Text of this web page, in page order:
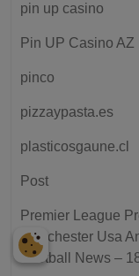
pin up casino
Pin UP Casino AZ
pinco
pizzaypasta.es
plasticosgaune.cl
Post
Premier League
Manchester Usa
Football News –